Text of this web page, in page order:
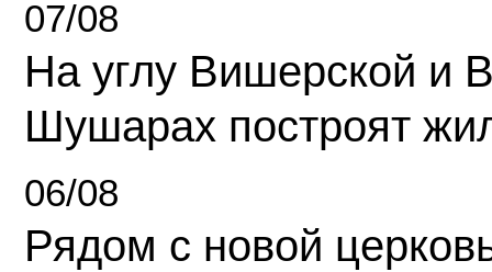
07/08
На углу Вишерской и
Шушарах построят
06/08
Рядом с новой